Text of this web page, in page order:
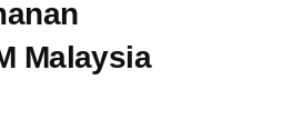
Malaysia